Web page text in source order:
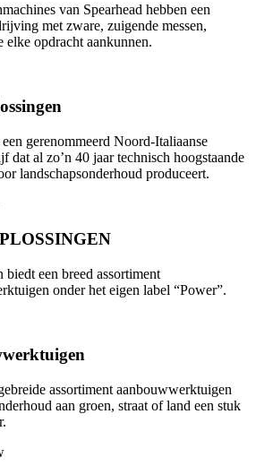
van Spearhead hebben een
met zware, zuigende messen,
elke opdracht aankunnen.
gerenommeerd Noord-Italiaanse
dat al zo’n 40 jaar technisch hoogstaande
landschapsonderhoud produceert.
biedt een breed assortiment
onder het eigen label “Power”.
assortiment aanbouwwerktuigen
aan groen, straat of land een stuk